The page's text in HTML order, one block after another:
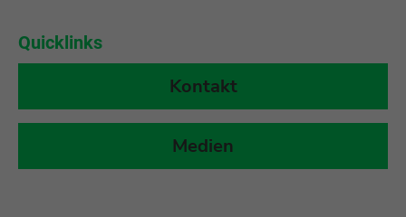
Quicklinks
Kontakt
Medien